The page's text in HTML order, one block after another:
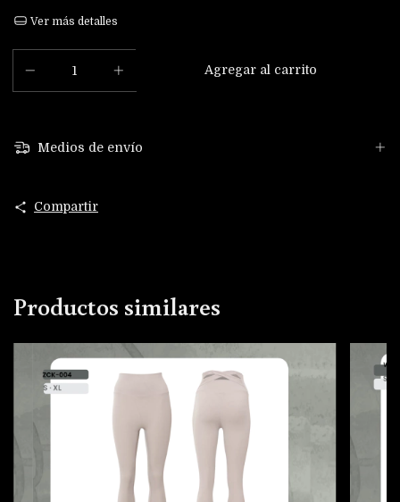
Ver más detalles
Medios de envío
Compartir
Productos similares